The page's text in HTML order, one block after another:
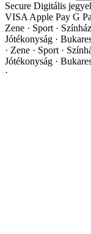
Secure Digitális
VISA Apple Pay G
Zene · Sport ·
Jótékonyság ·
· Zene · Sport ·
Jótékonyság ·
·